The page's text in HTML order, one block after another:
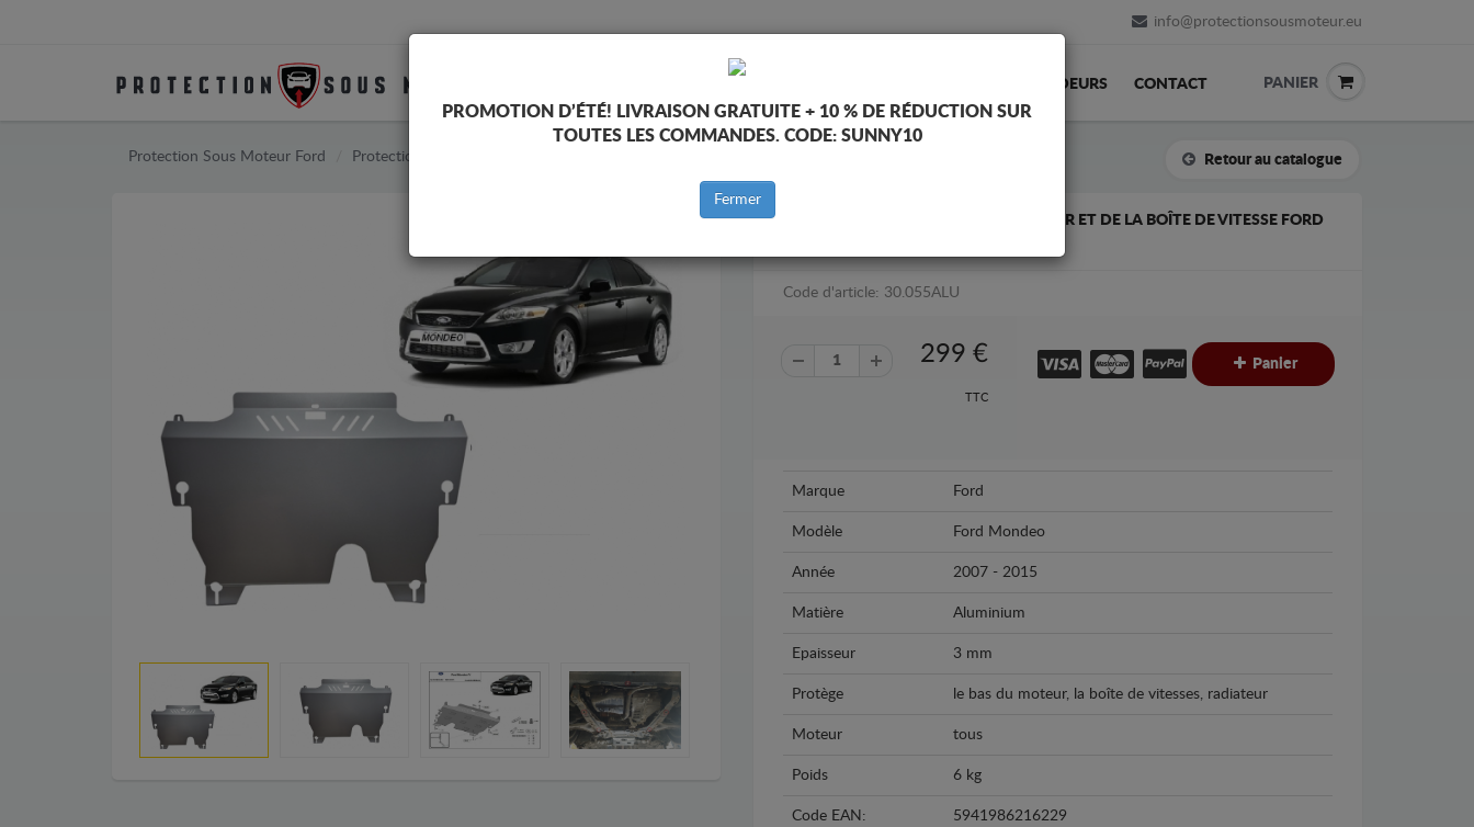
info@protectionsousmoteur.eu
REVENDEURS CONTACT PANIER
Protection Sous Moteur Ford Protection Sous Moteur Ford Mondeo Retour au catalogue
ALUMINIUM PROTECTION SOUS MOTEUR ET DE LA BOÎTE DE VITESSE FORD
Code d'article: 30.055ALU
299 €
TTC
Panier
Marque Ford
Modèle Ford Mondeo
Année 2007 - 2015
Matière Aluminium
Epaisseur 3 mm
Protège le bas du moteur, la boîte de vitesses, radiateur
Moteur tous
Poids 6 kg
Code EAN: 5941986216229
PROMOTION D’ÉTÉ! LIVRAISON GRATUITE + 10 % DE RÉDUCTION SUR
TOUTES LES COMMANDES. CODE: SUNNY10
Fermer